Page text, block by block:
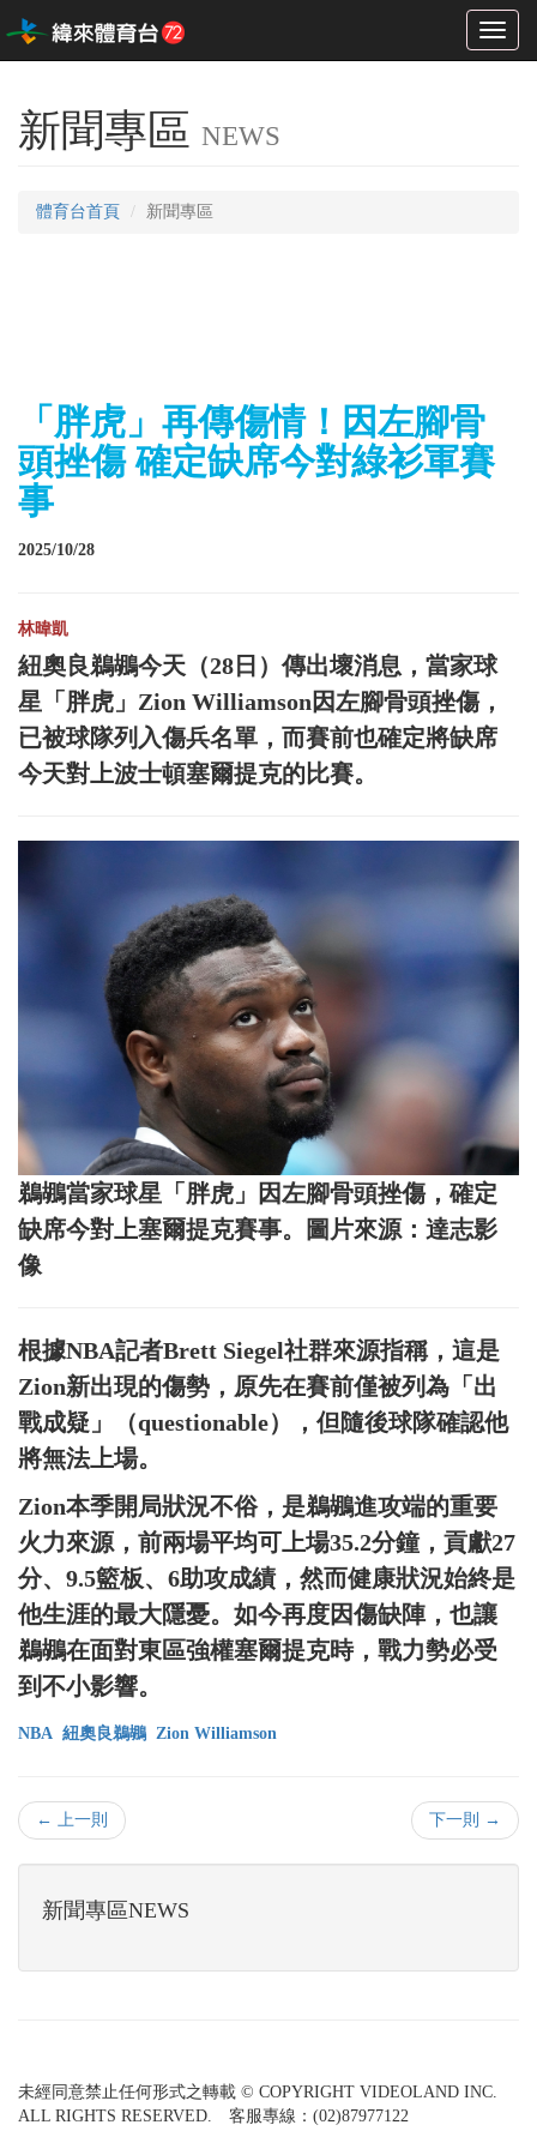
Toggle
新聞專區 NEWS
體育台首頁 新聞專區
「胖虎」再傳傷情！因左腳骨
頭挫傷 確定缺席今對綠衫軍賽
事
2025/10/28
林暐凱
紐奧良鵜鶘今天（28日）傳出壞消息，當家球
星「胖虎」Zion Williamson因左腳骨頭挫傷，
已被球隊列入傷兵名單，而賽前也確定將缺席
今天對上波士頓塞爾提克的比賽。
鵜鶘當家球星「胖虎」因左腳骨頭挫傷，確定
缺席今對上塞爾提克賽事。圖片來源：達志影
像
根據NBA記者Brett Siegel社群來源指稱，這是
Zion新出現的傷勢，原先在賽前僅被列為「出
戰成疑」（questionable），但隨後球隊確認他
將無法上場。
Zion本季開局狀況不俗，是鵜鶘進攻端的重要
火力來源，前兩場平均可上場35.2分鐘，貢獻27
分、9.5籃板、6助攻成績，然而健康狀況始終是
他生涯的最大隱憂。如今再度因傷缺陣，也讓
鵜鶘在面對東區強權塞爾提克時，戰力勢必受
到不小影響。
NBA 紐奧良鵜鶘 Zion Williamson
← 上一則 下一則 →
新聞專區NEWS
未經同意禁止任何形式之轉載 © COPYRIGHT VIDEOLAND INC.
ALL RIGHTS RESERVED. 客服專線：(02)87977122